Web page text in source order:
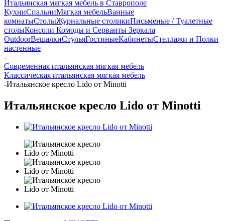
Итальянская мягкая мебель в Ставрополе
КухниСпальниМягкая мебельВанные
комнатыСтолыЖурнальные столикиПисьменые / Туалетные
столыКонсоли Комоды и Серванты Зеркала
OutdoorВешалкиСтульяГостиныеКабинетыСтеллажи и Полки
настенные
-
Современная итальянская мягкая мебель
Классическая итальянская мягкая мебель
-Итальянское кресло Lido от Minotti
Итальянское кресло Lido от Minotti